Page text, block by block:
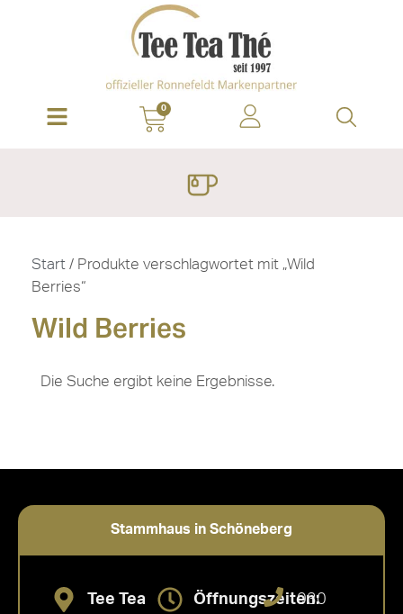
0
Start / Produkte verschlagwortet mit „Wild
Berries“
Wild Berries
Die Suche ergibt keine Ergebnisse.
Stammhaus in Schöneberg
Tee Tea
Öffnungszeiten:
030